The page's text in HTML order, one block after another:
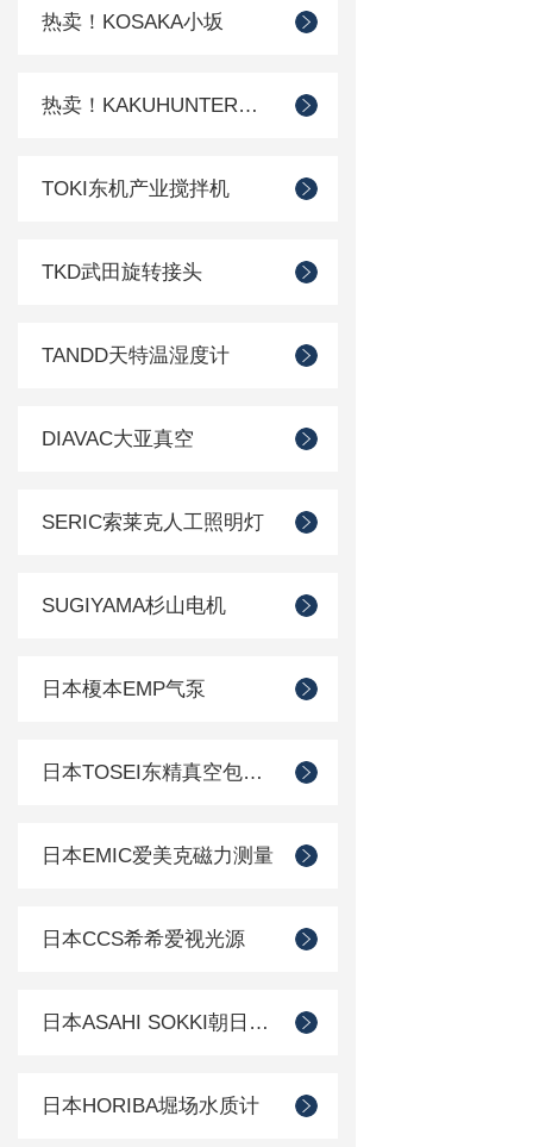
热卖！KOSAKA小坂
热卖！KAKUHUNTER写真化学
TOKI东机产业搅拌机
TKD武田旋转接头
TANDD天特温湿度计
DIAVAC大亚真空
SERIC索莱克人工照明灯
SUGIYAMA杉山电机
日本榎本EMP气泵
日本TOSEI东精真空包装机
日本EMIC爱美克磁力测量
日本CCS希希爱视光源
日本ASAHI SOKKI朝日测器
日本HORIBA堀场水质计